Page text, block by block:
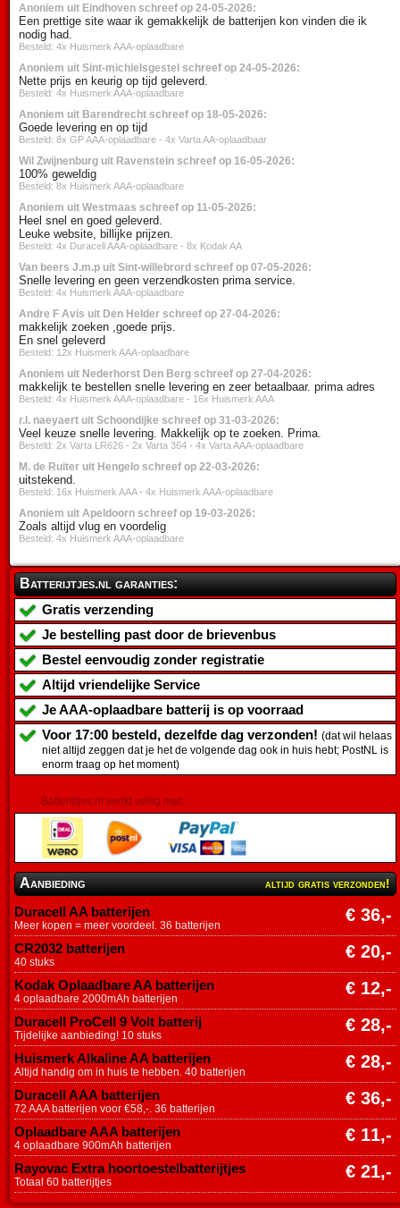
Anoniem uit Eindhoven schreef op 24-05-2026:
Een prettige site waar ik gemakkelijk de batterijen kon vinden die ik
nodig had.
Besteld: 4x Huismerk AAA-oplaadbare
Anoniem uit Sint-michielsgestel schreef op 24-05-2026:
Nette prijs en keurig op tijd geleverd.
Besteld: 4x Huismerk AAA-oplaadbare
Anoniem uit Barendrecht schreef op 18-05-2026:
Goede levering en op tijd
Besteld: 8x GP AAA-oplaadbare - 4x Varta AA-oplaadbaar
Wil Zwijnenburg uit Ravenstein schreef op 16-05-2026:
100% geweldig
Besteld: 8x Huismerk AAA-oplaadbare
Anoniem uit Westmaas schreef op 11-05-2026:
Heel snel en goed geleverd.
Leuke website, billijke prijzen.
Besteld: 4x Duracell AAA-oplaadbare - 8x Kodak AA
Van beers J.m.p uit Sint-willebrord schreef op 07-05-2026:
Snelle levering en geen verzendkosten prima service.
Besteld: 4x Huismerk AAA-oplaadbare
Andre F Avis uit Den Helder schreef op 27-04-2026:
makkelijk zoeken ,goede prijs.
En snel geleverd
Besteld: 12x Huismerk AAA-oplaadbare
Anoniem uit Nederhorst Den Berg schreef op 27-04-2026:
makkelijk te bestellen snelle levering en zeer betaalbaar. prima adres
Besteld: 4x Huismerk AAA-oplaadbare - 16x Huismerk AAA
r.l. naeyaert uit Schoondijke schreef op 31-03-2026:
Veel keuze snelle levering. Makkelijk op te zoeken. Prima.
Besteld: 2x Varta LR626 - 2x Varta 364 - 4x Varta AAA-oplaadbare
M. de Ruiter uit Hengelo schreef op 22-03-2026:
uitstekend.
Besteld: 16x Huismerk AAA - 4x Huismerk AAA-oplaadbare
Anoniem uit Apeldoorn schreef op 19-03-2026:
Zoals altijd vlug en voordelig
Besteld: 4x Huismerk AAA-oplaadbare
Batterijtjes.nl garanties:
Gratis verzending
Je bestelling past door de brievenbus
Bestel eenvoudig zonder registratie
Altijd vriendelijke Service
JeAAA-oplaadbare batterij is op voorraad
Voor 17:00 besteld, dezelfde dag verzonden! (dat wil helaas
niet altijd zeggen dat je het de volgende dag ook in huis hebt; PostNL is
enorm traag op het moment)
Batterijtjes.nl werkt veilig met:
Aanbieding altijd gratis verzonden!
Duracell AA batterijen € 36,-
Meer kopen = meer voordeel. 36 batterijen
CR2032 batterijen € 20,-
40 stuks
Kodak Oplaadbare AA batterijen € 12,-
4 oplaadbare 2000mAh batterijen
Duracell ProCell 9 Volt batterij € 28,-
Tijdelijke aanbieding! 10 stuks
Huismerk Alkaline AA batterijen € 28,-
Altijd handig om in huis te hebben. 40 batterijen
Duracell AAA batterijen € 36,-
72 AAA batterijen voor €58,-. 36 batterijen
Oplaadbare AAA batterijen € 11,-
4 oplaadbare 900mAh batterijen
Rayovac Extra hoortoestelbatterijtjes € 21,-
Totaal 60 batterijtjes